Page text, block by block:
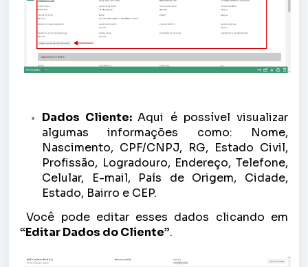
Dados Cliente: Aqui é possível visualizar
algumas informações como: Nome,
Nascimento, CPF/CNPJ, RG, Estado Civil,
Profissão, Logradouro, Endereço, Telefone,
Celular, E-mail, País de Origem, Cidade,
Estado, Bairro e CEP.
Você pode editar esses dados clicando em
“Editar Dados do Cliente”.